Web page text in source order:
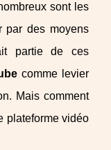
sont les
par des moyens
partie de ces
comme levier
Mais comment
plateforme vidéo